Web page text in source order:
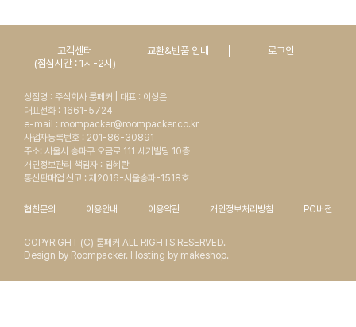
고객센터
(점심시간 : 1시-2시)
교환&반품 안내 로그인
상점명 : 주식회사 룸페커 | 대표 : 이상은
대표전화 : 1661-5724
e-mail : roompacker@roompacker.co.kr
사업자등록번호 : 201-86-30891
주소: 서울시 송파구 오금로 111 세기빌딩 10층
개인정보관리 책임자 : 임혜란
통신판매업 신고 : 제2016-서울송파-1518호
협찬문의 이용안내 이용약관 개인정보처리방침 PC버전
COPYRIGHT (C) 룸페커 ALL RIGHTS RESERVED.
Design by Roompacker. Hosting by makeshop.